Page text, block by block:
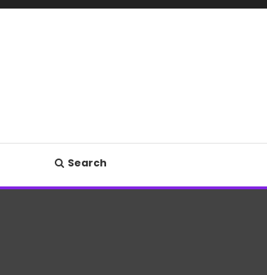
Search